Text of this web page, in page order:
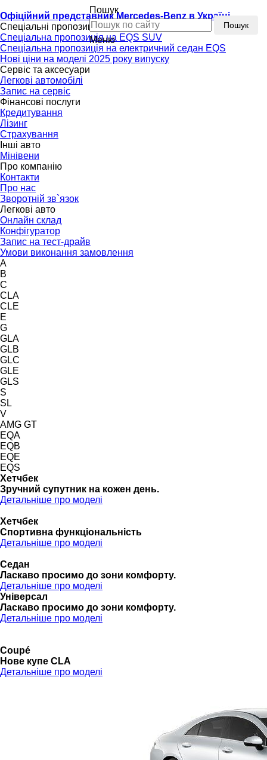
Офіційний представник Mercedes-Benz в Україні
Пошук
Пошук
Меню
Спеціальні пропозиції
Спеціальна пропозиція на EQS SUV
Спеціальна пропозиція на електричний седан EQS
Нові ціни на моделі 2025 року випуску
Сервіс та аксесуари
Легкові автомобілі
Запис на сервіс
Фінансові послуги
Кредитування
Лізинг
Страхування
Інші авто
Мінівени
Про компанію
Контакти
Про нас
Зворотній зв`язок
Легкові авто
Онлайн склад
Конфігуратор
Запис на тест-драйв
Умови виконання замовлення
A
B
C
CLA
CLE
E
G
GLA
GLB
GLC
GLE
GLS
S
SL
V
AMG GT
EQA
EQB
EQE
EQS
Хетчбек
Зручний супутник на кожен день.
Детальніше про моделі
Хетчбек
Спортивна функціональність
Детальніше про моделі
Седан
Ласкаво просимо до зони комфорту.
Детальніше про моделі
Універсал
Ласкаво просимо до зони комфорту.
Детальніше про моделі
Coupé
Нове купе CLA
Детальніше про моделі